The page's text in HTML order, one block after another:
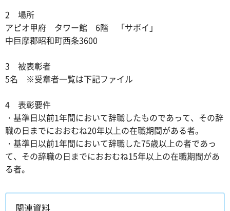
2 場所
アピオ甲府 タワー館 6階 「サボイ」
中巨摩郡昭和町西条3600
3 被表彰者
5名 ※受章者一覧は下記ファイル
4 表彰要件
・基準日以前1年間において辞職したものであって、その辞
職の日までにおおむね20年以上の在職期間がある者。
・基準日以前1年間において辞職した75歳以上の者であっ
て、その辞職の日までにおおむね15年以上の在職期間があ
る者。
関連資料